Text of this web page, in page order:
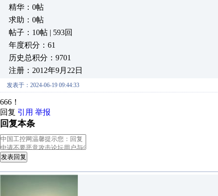
精华：0帖
求助：0帖
帖子：10帖 | 593回
年度积分：61
历史总积分：9701
注册：2012年9月22日
发表于：2024-06-19 09:44:33
666！
回复 引用 举报
回复本条
发表回复